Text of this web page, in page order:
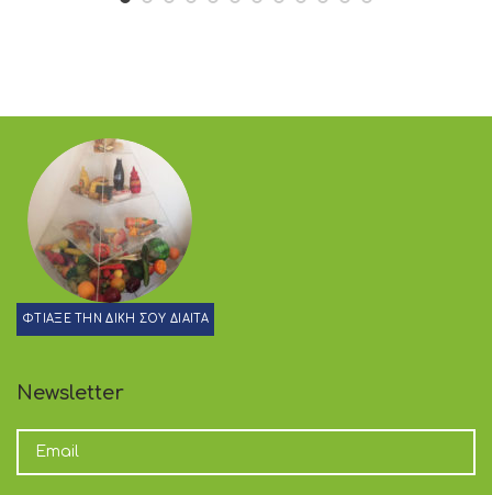
ΦΤΙΑΞΕ ΤΗΝ ΔΙΚΗ ΣΟΥ ΔΙΑΙΤΑ
Newsletter